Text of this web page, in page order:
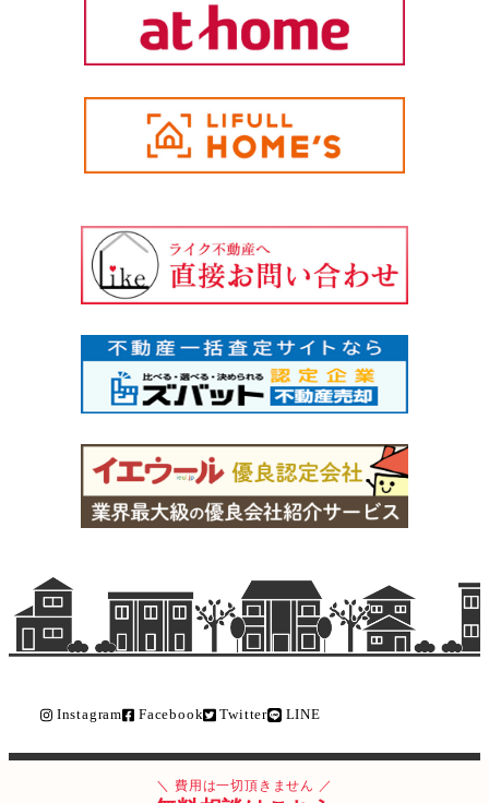
Instagram Facebook Twitter LINE
Copyright © ライク不動産販売 All Rights Reserved.
費用は一切頂きません